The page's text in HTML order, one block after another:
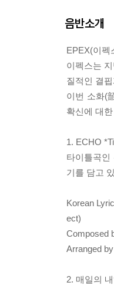
음반소개
EPEX(이펙
이펙스는
질적인 결
이번 소화(
확신에 대
1. ECHO
타이틀곡인
기를 담고
Korean
ect)
Composed
Arranged
2. 매일의